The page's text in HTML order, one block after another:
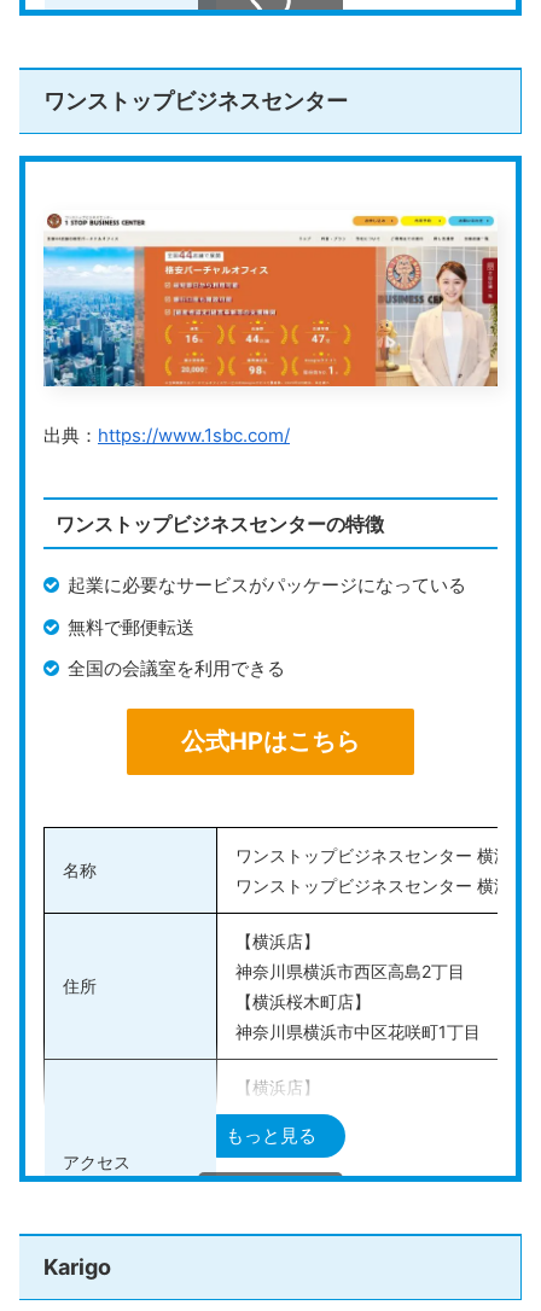
・ライトプラン:初期費用 保証金
法人登記の可否 可能
DMMバーチャルオフィスは、多岐にわたり事業展開を
している「DMM.com」が運営するバーチャルオフィス
です。運営元が大手企業であるため、安心してビジネス
に集中できます。
スを利用できる点も魅力の一つです。DMMバーチャル
チカで利便性が高く、オフィスビルの外見にもこだわっ
た住所を厳選して提供しています。
最短即日でバーチャルオフィスの利用を開始することが
可能です。オンラインで簡単に申し込みできるため、初
ジネスを始められます。
公式HPはこちら
ワンストップビジネスセンター
出典： https://www.1sbc.com/
ワンストップビジネスセンターの特徴
起業に必要なサービスがパッケージになっている
無料で郵便転送
全国の会議室を利用できる
公式HPはこちら
名称
ワンストップビジネスセンター 横浜店
ワンストップビジネスセンター 横浜桜
住所
【横浜店】
神奈川県横浜市西区高島2丁目
【横浜桜木町店】
神奈川県横浜市中区花咲町1丁目
アクセス
【横浜店】
横浜駅から徒歩3分
【横浜桜木町店】
桜木町駅から徒歩1分
馬車道駅から徒歩7分
もっと見る
Karigo